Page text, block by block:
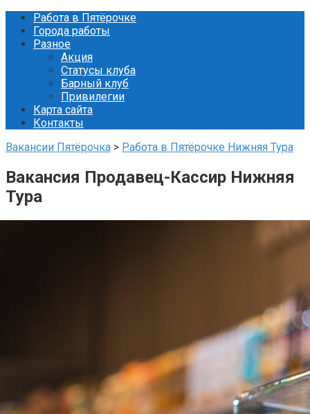
Перейти
контенту
Работа в Пятёрочке
Города работы
Разное
Акция
Статусы клуба
Барный клуб
Привилегии
Карта сайта
Контакты
Вакансии Пятёрочка > Работа в Пятёрочке Нижняя Тура
Вакансия Продавец-Кассир Нижняя
Тура